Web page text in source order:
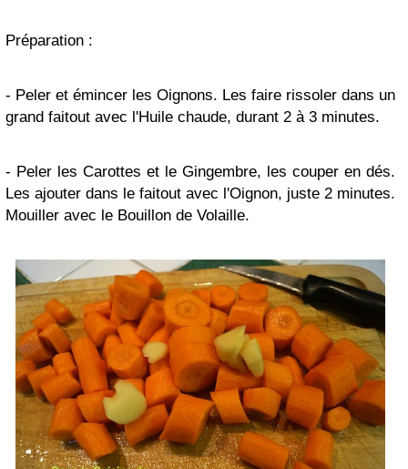
Préparation :
- Peler et émincer les Oignons. Les faire rissoler dans un
grand faitout avec l'Huile chaude, durant 2 à 3 minutes.
- Peler les Carottes et le Gingembre, les couper en dés.
Les ajouter dans le faitout avec l'Oignon, juste 2 minutes.
Mouiller avec le Bouillon de Volaille.